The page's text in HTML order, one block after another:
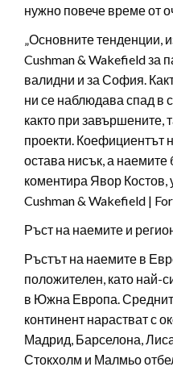
нужно повече време от
„Основните тенденции,
Cushman & Wakefield за
валидни и за София.
ни се наблюдава спад в
както при завършените,
проекти. Коефициентът
остава нисък, а наемите
коментира Явор
Cushman & Wakefield |
Ръст на наемите и
Ръстът на наемите в
положителен, като най-
в Южна Европа.
континент нарастват с
Мадрид, Барселона,
Стокхолм и Малмьо